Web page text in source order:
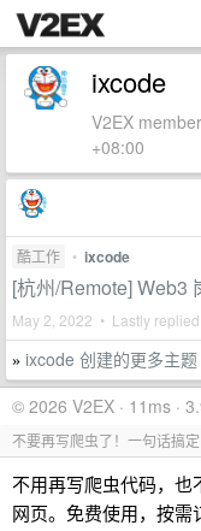
ixcode
V2EX
+08:00
酷工作 • ixcode
[杭州/Remote] Web3
May 2, 2022 • Lastly
» ixcode 创建的更多主题
© 2026 V2EX · 11ms ·
不要再写爬虫了！一句话搞
不用再写爬虫代码，也
网页。免费使用，按